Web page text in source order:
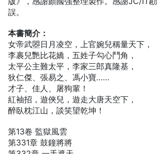
誤。
本書簡介：
女帝武曌日月凌空，上官婉兒稱量天下，
李裹兒艷比花嬌，五姓子勾心鬥角，
太平公主難太平，李家三郎真隆基，
狄仁傑、張易之、馮小寶……
才子、佳人、屠狗輩！
紅袖招，遊俠兒，遊走大唐天空下，
醉臥枕江山，談笑望乾坤！
第13卷 監獄風雲
第331章 鼓鐘將將